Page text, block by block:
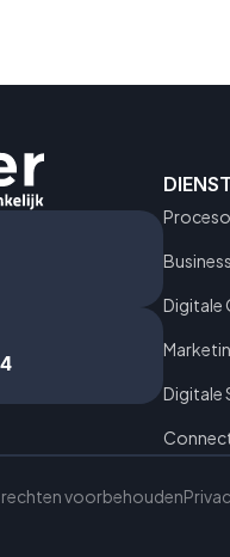
Digitale
Digitale
voorbehouden